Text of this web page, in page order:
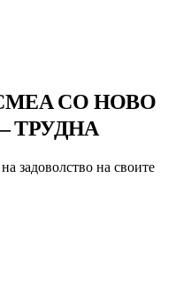
СО НОВО
ТРУДНА
задоволство на своите